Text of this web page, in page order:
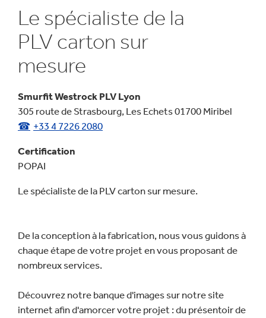
Le spécialiste de la
PLV carton sur
mesure
Smurfit Westrock PLV Lyon
305 route de Strasbourg, Les Echets 01700 Miribel
+33 4 7226 2080
Certification
POPAI
Le spécialiste de la PLV carton sur mesure.
De la conception à la fabrication, nous vous guidons à
chaque étape de votre projet en vous proposant de
nombreux services.
Découvrez notre banque d'images sur notre site
internet afin d'amorcer votre projet : du présentoir de